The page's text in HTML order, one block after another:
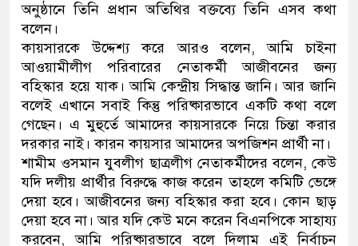
অনুষ্ঠানে তিনি প্রধান অতিথির বক্তব্যে তিনি এসব কথা
বলেন।
কায়সারকে উদ্দেশ্য করে আরও বলেন, আমি চাইনা
আওয়ামীলীগ পরিবারের নেতাকর্মী আজীবনের জন্য
বহিস্কার হয়ে যাক। আমি কেন্দ্রীয় সিদ্ধান্ত জানি। আর জানি
বলেই এখানে সবাই কিন্তু পরিষ্কারভাবে একটি কথা বলে
গেছেন। এ মুহুর্তে আমাদের কায়সারকে নিয়ে চিন্তা করার
দরকার নাই। কারন কায়সার আমাদের অপজিশন প্রার্থী না।
শামীম ওসমান যুবলীগ ছাত্রলীগ নেতাকর্মীদের বলেন, কেউ
যদি দলীয় প্রার্থীর বিরুদ্ধে কাজ করেন তাহলে কমিটি ভেঙ্গে
দেয়া হবে। আজীবনের জন্য বহিস্কার করা হবে। কোন ছাড়
দেয়া হবে না। আর যদি কেউ মনে করেন বিএনপিকে সাহায্য
করবেন, আমি পরিষ্কারভাবে বলে দিলাম এই নির্বাচন